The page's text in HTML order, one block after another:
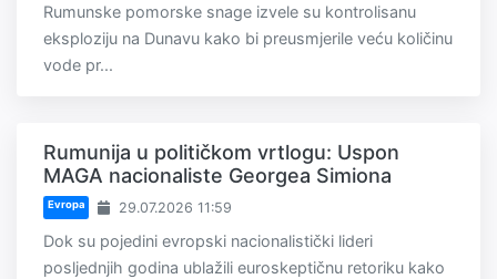
Rumunske pomorske snage izvele su kontrolisanu
eksploziju na Dunavu kako bi preusmjerile veću količinu
vode pr...
Rumunija u političkom vrtlogu: Uspon
MAGA nacionaliste Georgea Simiona
Evropa 29.07.2026 11:59
Dok su pojedini evropski nacionalistički lideri
posljednjih godina ublažili euroskeptičnu retoriku kako